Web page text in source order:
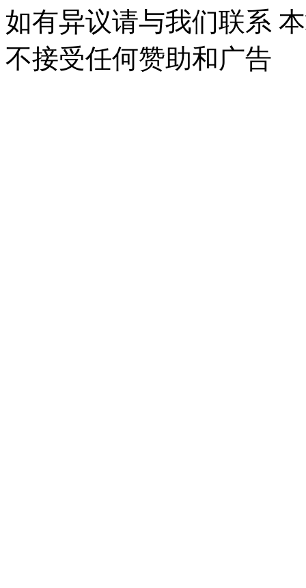
如有异议请与我们联系
不接受任何赞助和广告